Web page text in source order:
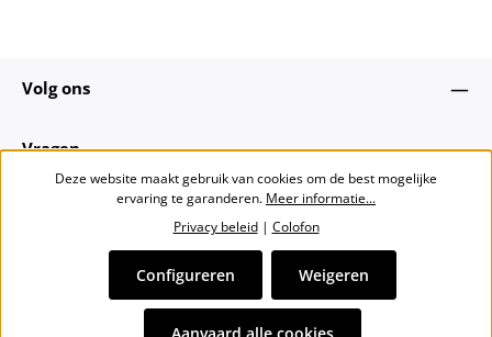
Volg ons
Vragen
Alle prijzen incl. btw plusverzendkosten
Deze website maakt gebruik van cookies om de best mogelijke
ervaring te garanderen. Meer informatie...
Privacy beleid| Colofon
Weigeren
Configureren